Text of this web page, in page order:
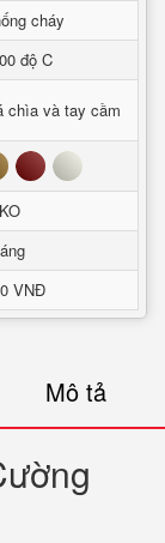
cháy
độ C
chìa và tay cầm
Đỏ Trắng
VNĐ
Mô tả